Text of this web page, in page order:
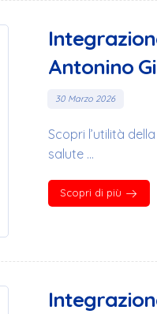
Antonino
30 Marzo 2026
Scopri l’utilità
salute ...
Scopri di più